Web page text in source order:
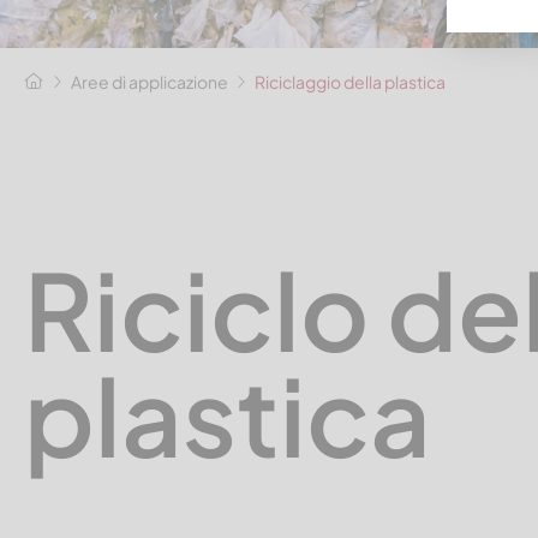
Aree di applicazione Riciclaggio della plastica
Riciclo
plastica